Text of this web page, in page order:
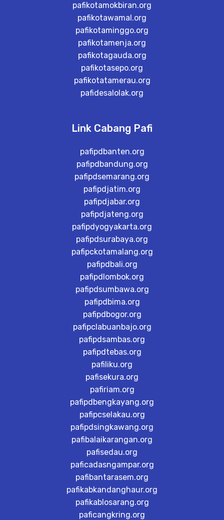
pafikotamokbiran.org
pafikotawamal.org
pafikotaminggo.org
pafikotamenja.org
pafikotagauda.org
pafikotasepo.org
pafikotatamerau.org
pafidesalolak.org
Link Cabang Pafi
pafipdbanten.org
pafipdbandung.org
pafipdsemarang.org
pafipdjatim.org
pafipdjabar.org
pafipdjateng.org
pafipdyogyakarta.org
pafipdsurabaya.org
pafipckotamalang.org
pafipdbali.org
pafipdlombok.org
pafipdsumbawa.org
pafipdbima.org
pafipdbogor.org
pafipclabuanbajo.org
pafipdsambas.org
pafipdtebas.org
pafiliku.org
pafisekura.org
pafiriam.org
pafipdbengkayang.org
pafipcselakau.org
pafipdsingkawang.org
pafibalaikarangan.org
pafisedau.org
paficadasngampar.org
pafibantarasem.org
pafikabkandanghaur.org
pafikablosarang.org
paficangkring.org